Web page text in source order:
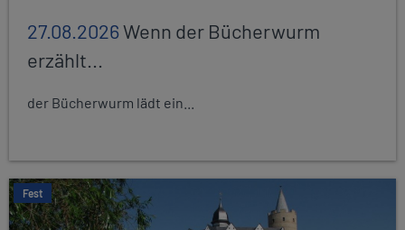
27.08.2026Wenn der Bücherwurm
erzählt...
der Bücherwurm lädt ein...
Fest